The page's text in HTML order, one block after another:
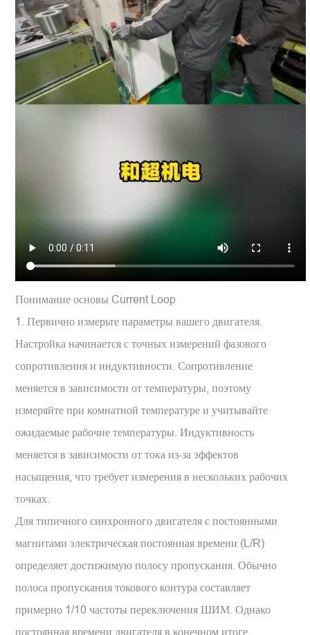
Понимание основы Current Loop
1. Первично измерьте параметры вашего двигателя.
Настройка начинается с точных измерений фазового
сопротивления и индуктивности. Сопротивление
меняется в зависимости от температуры, поэтому
измеряйте при комнатной температуре и учитывайте
ожидаемые рабочие температуры. Индуктивность
меняется в зависимости от тока из-за эффектов
насыщения, что требует измерения в нескольких рабочих
точках.
Для типичного синхронного двигателя с постоянными
магнитами электрическая постоянная времени (L/R)
определяет достижимую полосу пропускания. Обычно
полоса пропускания токового контура составляет
примерно 1/10 частоты переключения ШИМ. Однако
постоянная времени двигателя в конечном итоге